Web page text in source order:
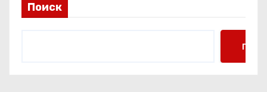
Поиск
Поиск